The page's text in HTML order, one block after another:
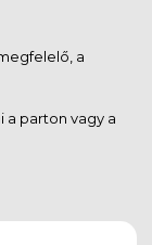
a
a parton vagy a